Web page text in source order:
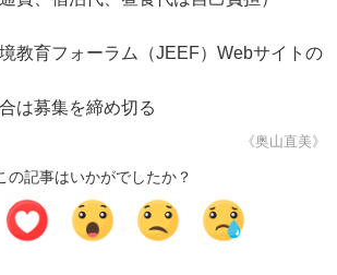
教育フォーラム（JEEF）Webサイトの
は募集を締め切る
《奥山直美》
の記事はいかがでしたか？